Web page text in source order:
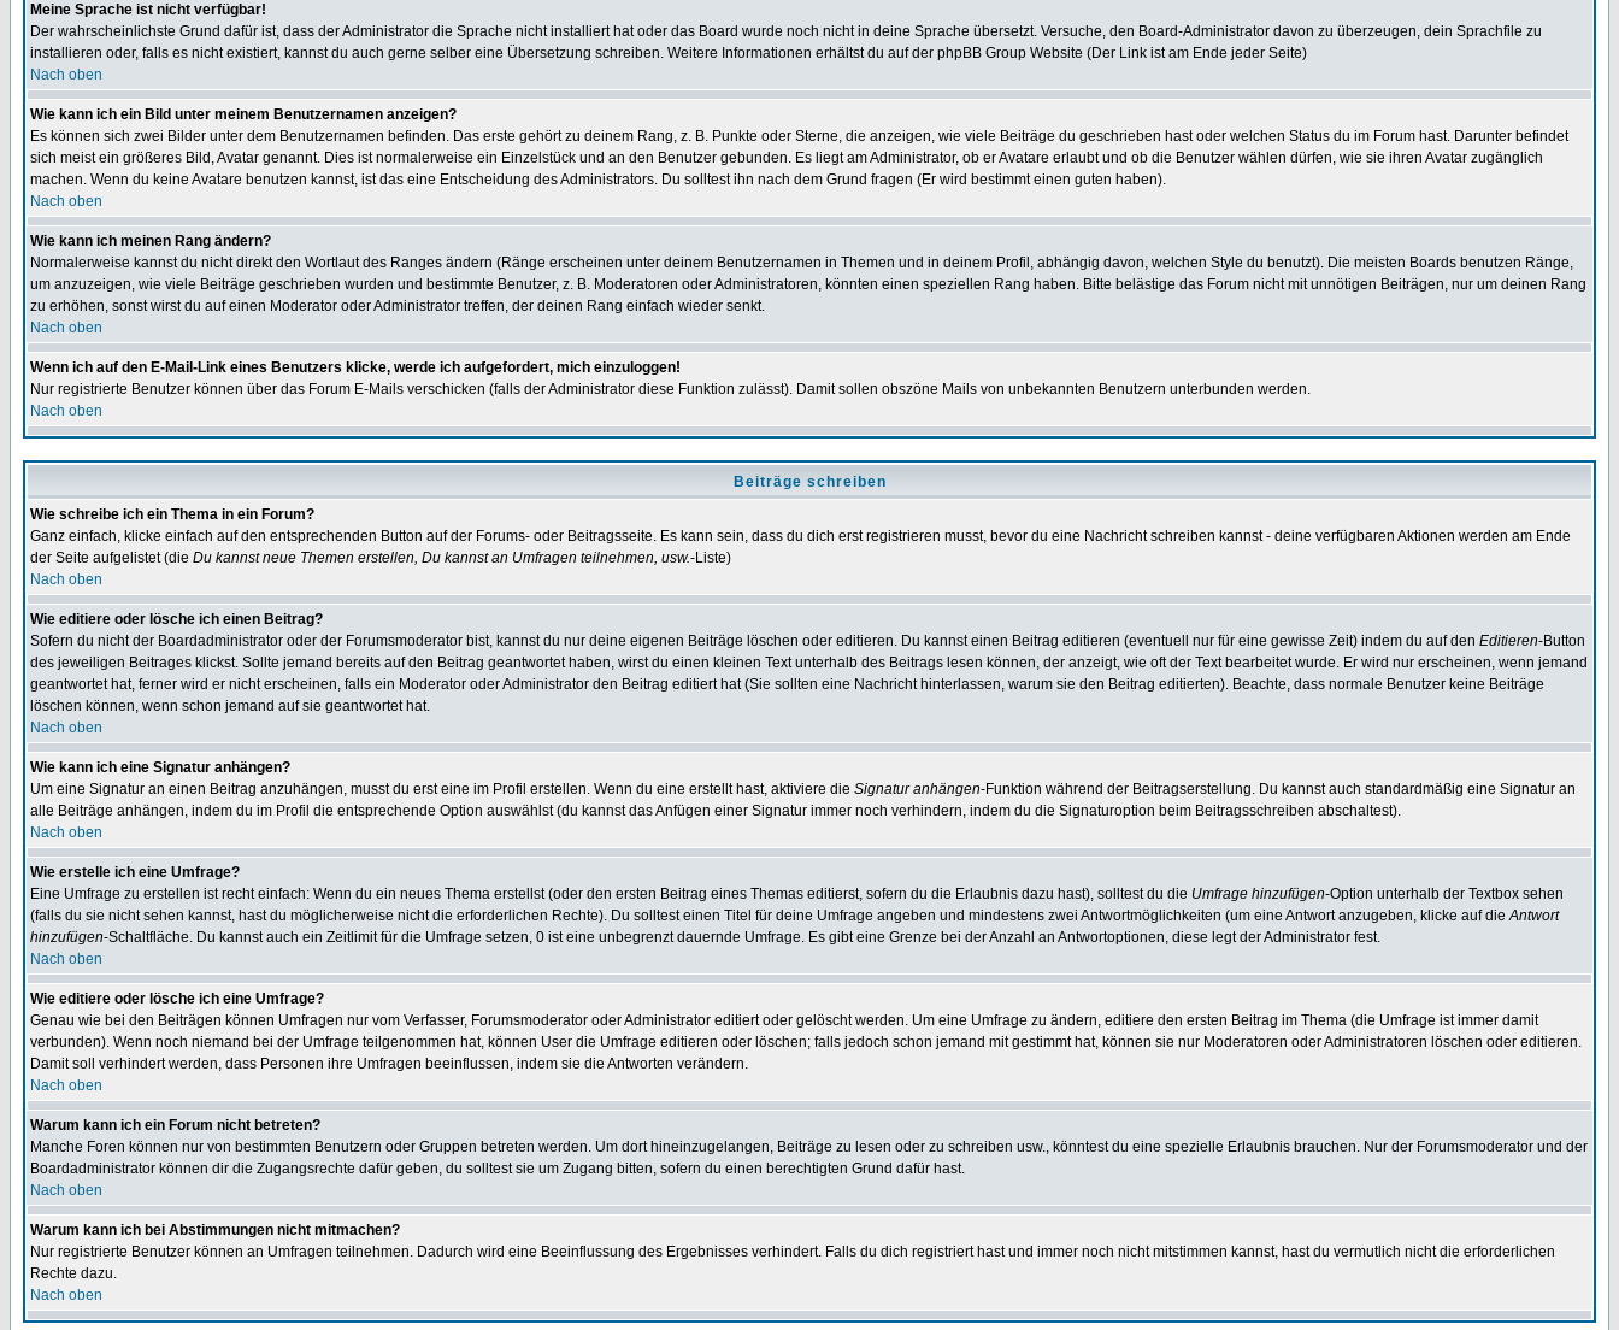
Meine Sprache ist nicht verfügbar!
Der wahrscheinlichste Grund dafür ist, dass der Administrator die Sprache nicht installiert hat oder das Board wurde noch nicht in deine Sprache übersetzt. Versuche, den Board-Administrator davon zu überzeugen, dein Sprachfile zu
installieren oder, falls es nicht existiert, kannst du auch gerne selber eine Übersetzung schreiben. Weitere Informationen erhältst du auf der phpBB Group Website (Der Link ist am Ende jeder Seite)
Nach oben
Wie kann ich ein Bild unter meinem Benutzernamen anzeigen?
Es können sich zwei Bilder unter dem Benutzernamen befinden. Das erste gehört zu deinem Rang, z. B. Punkte oder Sterne, die anzeigen, wie viele Beiträge du geschrieben hast oder welchen Status du im Forum hast. Darunter befindet
sich meist ein größeres Bild, Avatar genannt. Dies ist normalerweise ein Einzelstück und an den Benutzer gebunden. Es liegt am Administrator, ob er Avatare erlaubt und ob die Benutzer wählen dürfen, wie sie ihren Avatar zugänglich
machen. Wenn du keine Avatare benutzen kannst, ist das eine Entscheidung des Administrators. Du solltest ihn nach dem Grund fragen (Er wird bestimmt einen guten haben).
Nach oben
Wie kann ich meinen Rang ändern?
Normalerweise kannst du nicht direkt den Wortlaut des Ranges ändern (Ränge erscheinen unter deinem Benutzernamen in Themen und in deinem Profil, abhängig davon, welchen Style du benutzt). Die meisten Boards benutzen Ränge,
um anzuzeigen, wie viele Beiträge geschrieben wurden und bestimmte Benutzer, z. B. Moderatoren oder Administratoren, könnten einen speziellen Rang haben. Bitte belästige das Forum nicht mit unnötigen Beiträgen, nur um deinen Rang
zu erhöhen, sonst wirst du auf einen Moderator oder Administrator treffen, der deinen Rang einfach wieder senkt.
Nach oben
Wenn ich auf den E-Mail-Link eines Benutzers klicke, werde ich aufgefordert, mich einzuloggen!
Nur registrierte Benutzer können über das Forum E-Mails verschicken (falls der Administrator diese Funktion zulässt). Damit sollen obszöne Mails von unbekannten Benutzern unterbunden werden.
Nach oben
Beiträge schreiben
Wie schreibe ich ein Thema in ein Forum?
Ganz einfach, klicke einfach auf den entsprechenden Button auf der Forums- oder Beitragsseite. Es kann sein, dass du dich erst registrieren musst, bevor du eine Nachricht schreiben kannst - deine verfügbaren Aktionen werden am Ende
der Seite aufgelistet (die Du kannst neue Themen erstellen, Du kannst an Umfragen teilnehmen, usw.-Liste)
Nach oben
Wie editiere oder lösche ich einen Beitrag?
Sofern du nicht der Boardadministrator oder der Forumsmoderator bist, kannst du nur deine eigenen Beiträge löschen oder editieren. Du kannst einen Beitrag editieren (eventuell nur für eine gewisse Zeit) indem du auf den Editieren-Button
des jeweiligen Beitrages klickst. Sollte jemand bereits auf den Beitrag geantwortet haben, wirst du einen kleinen Text unterhalb des Beitrags lesen können, der anzeigt, wie oft der Text bearbeitet wurde. Er wird nur erscheinen, wenn jemand
geantwortet hat, ferner wird er nicht erscheinen, falls ein Moderator oder Administrator den Beitrag editiert hat (Sie sollten eine Nachricht hinterlassen, warum sie den Beitrag editierten). Beachte, dass normale Benutzer keine Beiträge
löschen können, wenn schon jemand auf sie geantwortet hat.
Nach oben
Wie kann ich eine Signatur anhängen?
Um eine Signatur an einen Beitrag anzuhängen, musst du erst eine im Profil erstellen. Wenn du eine erstellt hast, aktiviere die Signatur anhängen-Funktion während der Beitragserstellung. Du kannst auch standardmäßig eine Signatur an
alle Beiträge anhängen, indem du im Profil die entsprechende Option auswählst (du kannst das Anfügen einer Signatur immer noch verhindern, indem du die Signaturoption beim Beitragsschreiben abschaltest).
Nach oben
Wie erstelle ich eine Umfrage?
Eine Umfrage zu erstellen ist recht einfach: Wenn du ein neues Thema erstellst (oder den ersten Beitrag eines Themas editierst, sofern du die Erlaubnis dazu hast), solltest du die Umfrage hinzufügen-Option unterhalb der Textbox sehen
(falls du sie nicht sehen kannst, hast du möglicherweise nicht die erforderlichen Rechte). Du solltest einen Titel für deine Umfrage angeben und mindestens zwei Antwortmöglichkeiten (um eine Antwort anzugeben, klicke auf dieAntwort
hinzufügen-Schaltfläche. Du kannst auch ein Zeitlimit für die Umfrage setzen, 0 ist eine unbegrenzt dauernde Umfrage. Es gibt eine Grenze bei der Anzahl an Antwortoptionen, diese legt der Administrator fest.
Nach oben
Wie editiere oder lösche ich eine Umfrage?
Genau wie bei den Beiträgen können Umfragen nur vom Verfasser, Forumsmoderator oder Administrator editiert oder gelöscht werden. Um eine Umfrage zu ändern, editiere den ersten Beitrag im Thema (die Umfrage ist immer damit
verbunden). Wenn noch niemand bei der Umfrage teilgenommen hat, können User die Umfrage editieren oder löschen; falls jedoch schon jemand mit gestimmt hat, können sie nur Moderatoren oder Administratoren löschen oder editieren.
Damit soll verhindert werden, dass Personen ihre Umfragen beeinflussen, indem sie die Antworten verändern.
Nach oben
Warum kann ich ein Forum nicht betreten?
Manche Foren können nur von bestimmten Benutzern oder Gruppen betreten werden. Um dort hineinzugelangen, Beiträge zu lesen oder zu schreiben usw., könntest du eine spezielle Erlaubnis brauchen. Nur der Forumsmoderator und der
Boardadministrator können dir die Zugangsrechte dafür geben, du solltest sie um Zugang bitten, sofern du einen berechtigten Grund dafür hast.
Nach oben
Warum kann ich bei Abstimmungen nicht mitmachen?
Nur registrierte Benutzer können an Umfragen teilnehmen. Dadurch wird eine Beeinflussung des Ergebnisses verhindert. Falls du dich registriert hast und immer noch nicht mitstimmen kannst, hast du vermutlich nicht die erforderlichen
Rechte dazu.
Nach oben